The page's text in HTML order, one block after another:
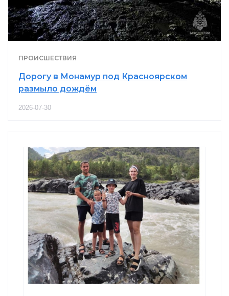
ПРОИСШЕСТВИЯ
Дорогу в Монамур под Красноярском
размыло дождём
2026-07-30